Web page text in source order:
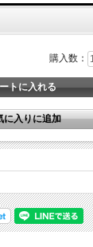
購入数：